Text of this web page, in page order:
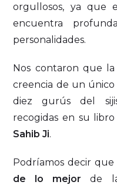
orgullosos, ya que
encuentra
personalidades.
Nos contaron que
creencia de un único
diez gurús del
recogidas en su libro
Sahib Ji.
Podríamos decir que
de lo mejor de